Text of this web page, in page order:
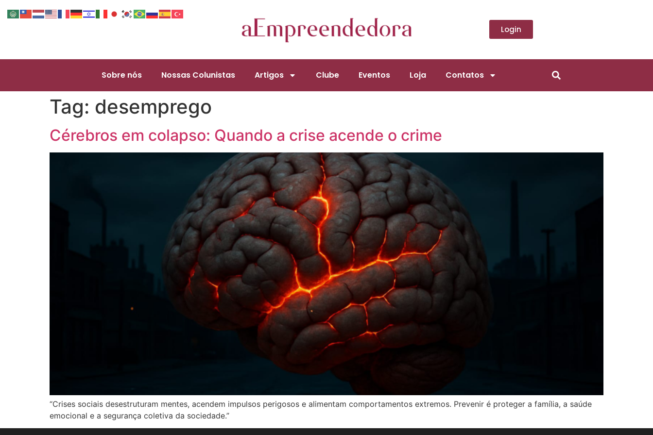
Login
Sobre nós Nossas Colunistas Artigos Clube Eventos Loja Contatos
Tag: desemprego
Cérebros em colapso: Quando a crise acende o crime
“Crises sociais desestruturam mentes, acendem impulsos perigosos e alimentam comportamentos extremos. Prevenir é proteger a família, a saúde
emocional e a segurança coletiva da sociedade.”